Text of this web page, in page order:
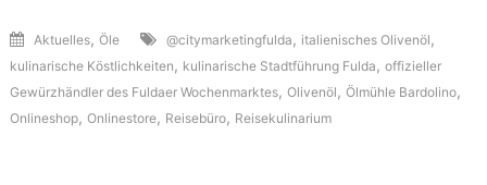
Aktuelles, Öle @citymarketingfulda, italienisches Olivenöl,
kulinarische Köstlichkeiten, kulinarische Stadtführung Fulda, offizieller
Gewürzhändler des Fuldaer Wochenmarktes, Olivenöl, Ölmühle Bardolino,
Onlineshop, Onlinestore, Reisebüro, Reisekulinarium